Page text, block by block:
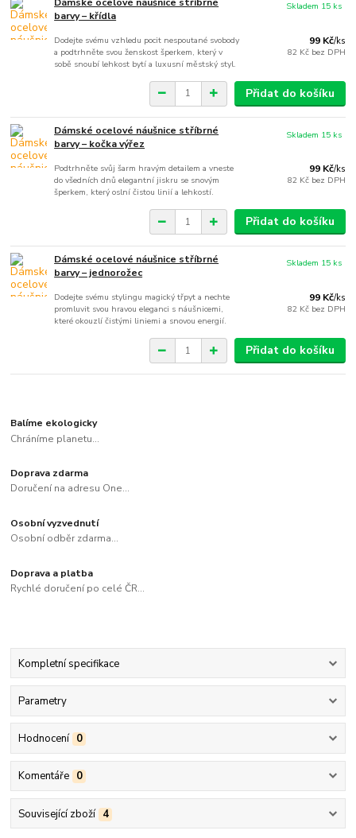
barvy – křídla
Dodejte svému vzhledu pocit nespoutané svobody
a podtrhněte svou ženskost šperkem, který v
sobě snoubí lehkost bytí a luxusní městský styl.
99 Kč/ks
82 Kč bez DPH
Skladem 15 ks
Přidat do košíku
Dámské ocelové náušnice stříbrné
barvy – kočka výřez
Podtrhněte svůj šarm hravým detailem a vneste
do všedních dnů elegantní jiskru se snovým
šperkem, který oslní čistou linií a lehkostí.
99 Kč/ks
82 Kč bez DPH
Skladem 15 ks
Přidat do košíku
Dámské ocelové náušnice stříbrné
barvy – jednorožec
Dodejte svému stylingu magický třpyt a nechte
promluvit svou hravou eleganci s náušnicemi,
které okouzlí čistými liniemi a snovou energií.
99 Kč/ks
82 Kč bez DPH
Skladem 15 ks
Přidat do košíku
Balíme ekologicky
Chráníme planetu...
Doprava zdarma
Doručení na adresu One...
Osobní vyzvednutí
Osobní odběr zdarma...
Doprava a platba
Rychlé doručení po celé ČR...
Kompletní specifikace
Parametry
Hodnocení 0
Komentáře 0
Související zboží 4